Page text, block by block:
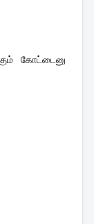
கோட்டைனு